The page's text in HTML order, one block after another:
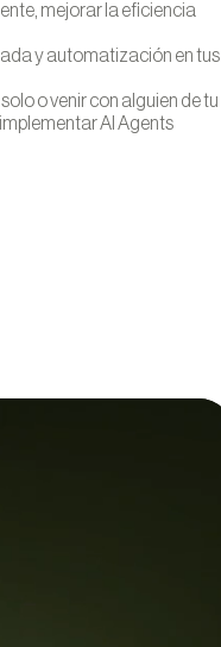
mejorar la eficiencia
y automatización en tus
o venir con alguien de tu
AI Agents